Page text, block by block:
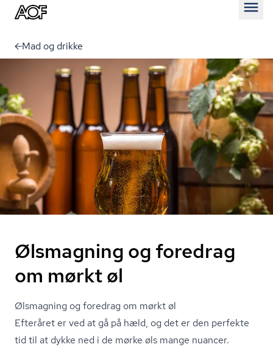
Mad og drikke
Ølsmagning og foredrag
om mørkt øl
Ølsmagning og foredrag om mørkt øl
Efteråret er ved at gå på hæld, og det er den perfekte
tid til at dykke ned i de mørke øls mange nuancer.